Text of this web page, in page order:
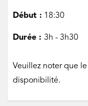
Début : 18:30
Durée : 3h - 3h30
Veuillez noter que
disponibilité.